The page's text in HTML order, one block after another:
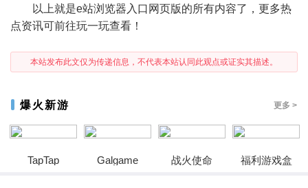
以上就是e站浏览器入口网页版的所有内容了，更多热
点资讯可前往玩一玩查看！
本站发布此文仅为传递信息，不代表本站认同此观点或证实其描述。
爆火新游 更多 >
TapTap Galgame 战火使命 福利游戏盒